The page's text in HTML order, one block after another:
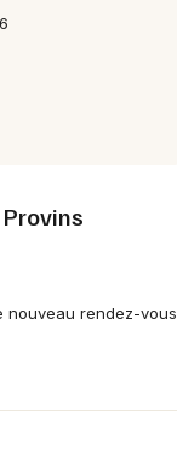
nouveau rendez-vous